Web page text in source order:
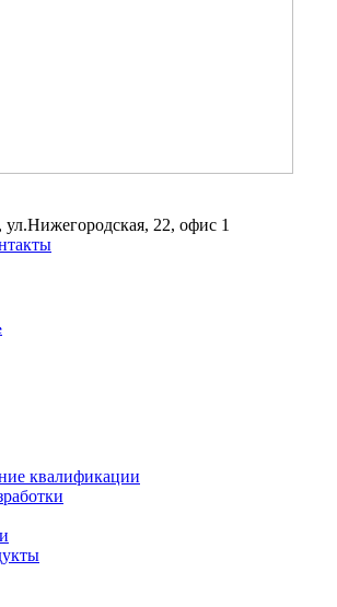
22, офис 1
квалификации